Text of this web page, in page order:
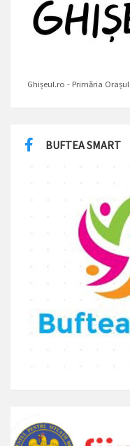
Ghișeul.ro - Primăria
BUFTEA SMART